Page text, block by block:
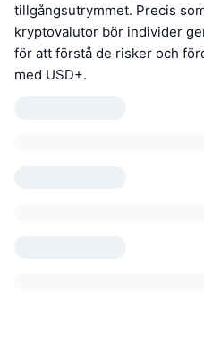
tillgångsutrymmet. Precis
kryptovalutor bör individer
för att förstå de risker och
med USD+.